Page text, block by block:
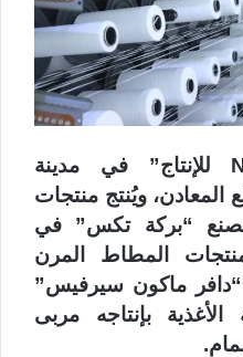
أطلق مصنع “NH-CNC للإنتاج” في مدينة
ويُنتج منتجات
مصنع “بركة تكس” في
المطاط المرن
ماكون سيرفيس”
بإنتاجه مربى